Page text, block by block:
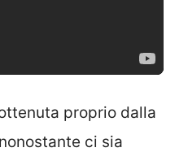
proprio dalla
ci sia